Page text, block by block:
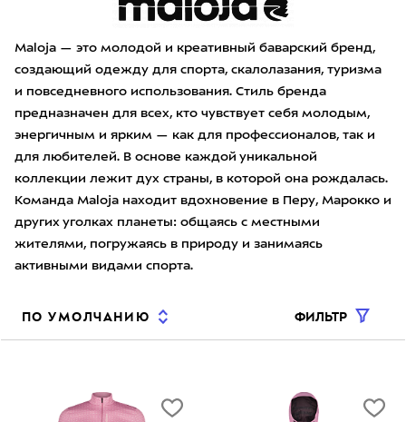
Maloja — это молодой и креативный баварский бренд,
создающий одежду для спорта, скалолазания, туризма
и повседневного использования. Стиль бренда
предназначен для всех, кто чувствует себя молодым,
энергичным и ярким — как для профессионалов, так и
для любителей. В основе каждой уникальной
коллекции лежит дух страны, в которой она рождалась.
Команда Maloja находит вдохновение в Перу, Марокко и
других уголках планеты: общаясь с местными
жителями, погружаясь в природу и занимаясь
активными видами спорта.
ПО УМОЛЧАНИЮ ФИЛЬТР